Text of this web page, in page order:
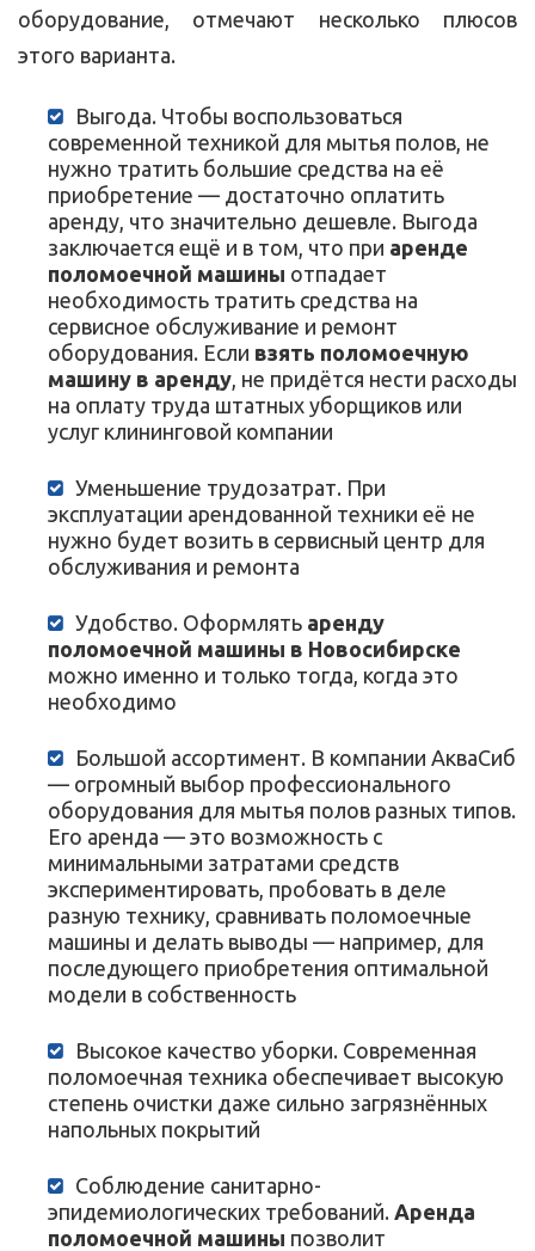
оборудование, отмечают несколько плюсов
этого варианта.
Выгода. Чтобы воспользоваться
современной техникой для мытья полов, не
нужно тратить большие средства на её
приобретение — достаточно оплатить
аренду, что значительно дешевле. Выгода
заключается ещё и в том, что при аренде
поломоечной машины отпадает
необходимость тратить средства на
сервисное обслуживание и ремонт
оборудования. Если взять поломоечную
машину в аренду, не придётся нести расходы
на оплату труда штатных уборщиков или
услуг клининговой компании
Уменьшение трудозатрат. При
эксплуатации арендованной техники её не
нужно будет возить в сервисный центр для
обслуживания и ремонта
Удобство. Оформлять аренду
поломоечной машины в Новосибирске
можно именно и только тогда, когда это
необходимо
Большой ассортимент. В компании АкваСиб
— огромный выбор профессионального
оборудования для мытья полов разных типов.
Его аренда — это возможность с
минимальными затратами средств
экспериментировать, пробовать в деле
разную технику, сравнивать поломоечные
машины и делать выводы — например, для
последующего приобретения оптимальной
модели в собственность
Высокое качество уборки. Современная
поломоечная техника обеспечивает высокую
степень очистки даже сильно загрязнённых
напольных покрытий
Соблюдение санитарно-
эпидемиологических требований. Аренда
поломоечной машины позволит